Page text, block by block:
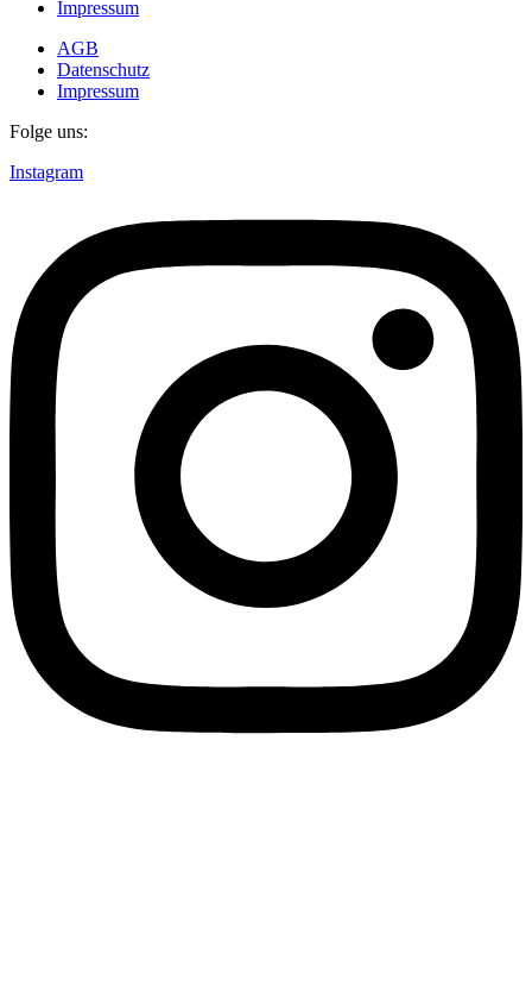
Impressum
AGB
Datenschutz
Impressum
Folge uns:
Instagram